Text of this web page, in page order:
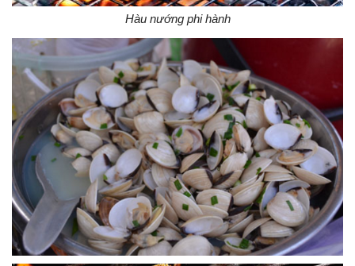
Hàu nướng phi hành